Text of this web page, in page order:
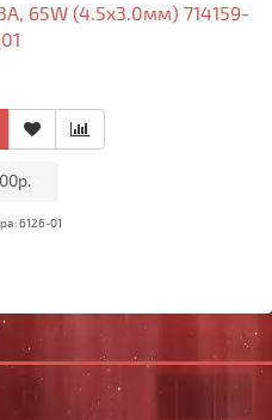
65W (4.5x3.0мм) 714159-
6126-01